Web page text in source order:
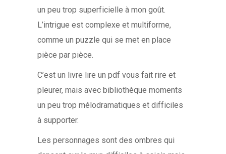
un peu trop superficielle à mon goût.
L’intrigue est complexe et multiforme,
comme un puzzle qui se met en place
pièce par pièce.
C’est un livre lire un pdf vous fait rire et
pleurer, mais avec bibliothèque moments
un peu trop mélodramatiques et difficiles
à supporter.
Les personnages sont des ombres qui